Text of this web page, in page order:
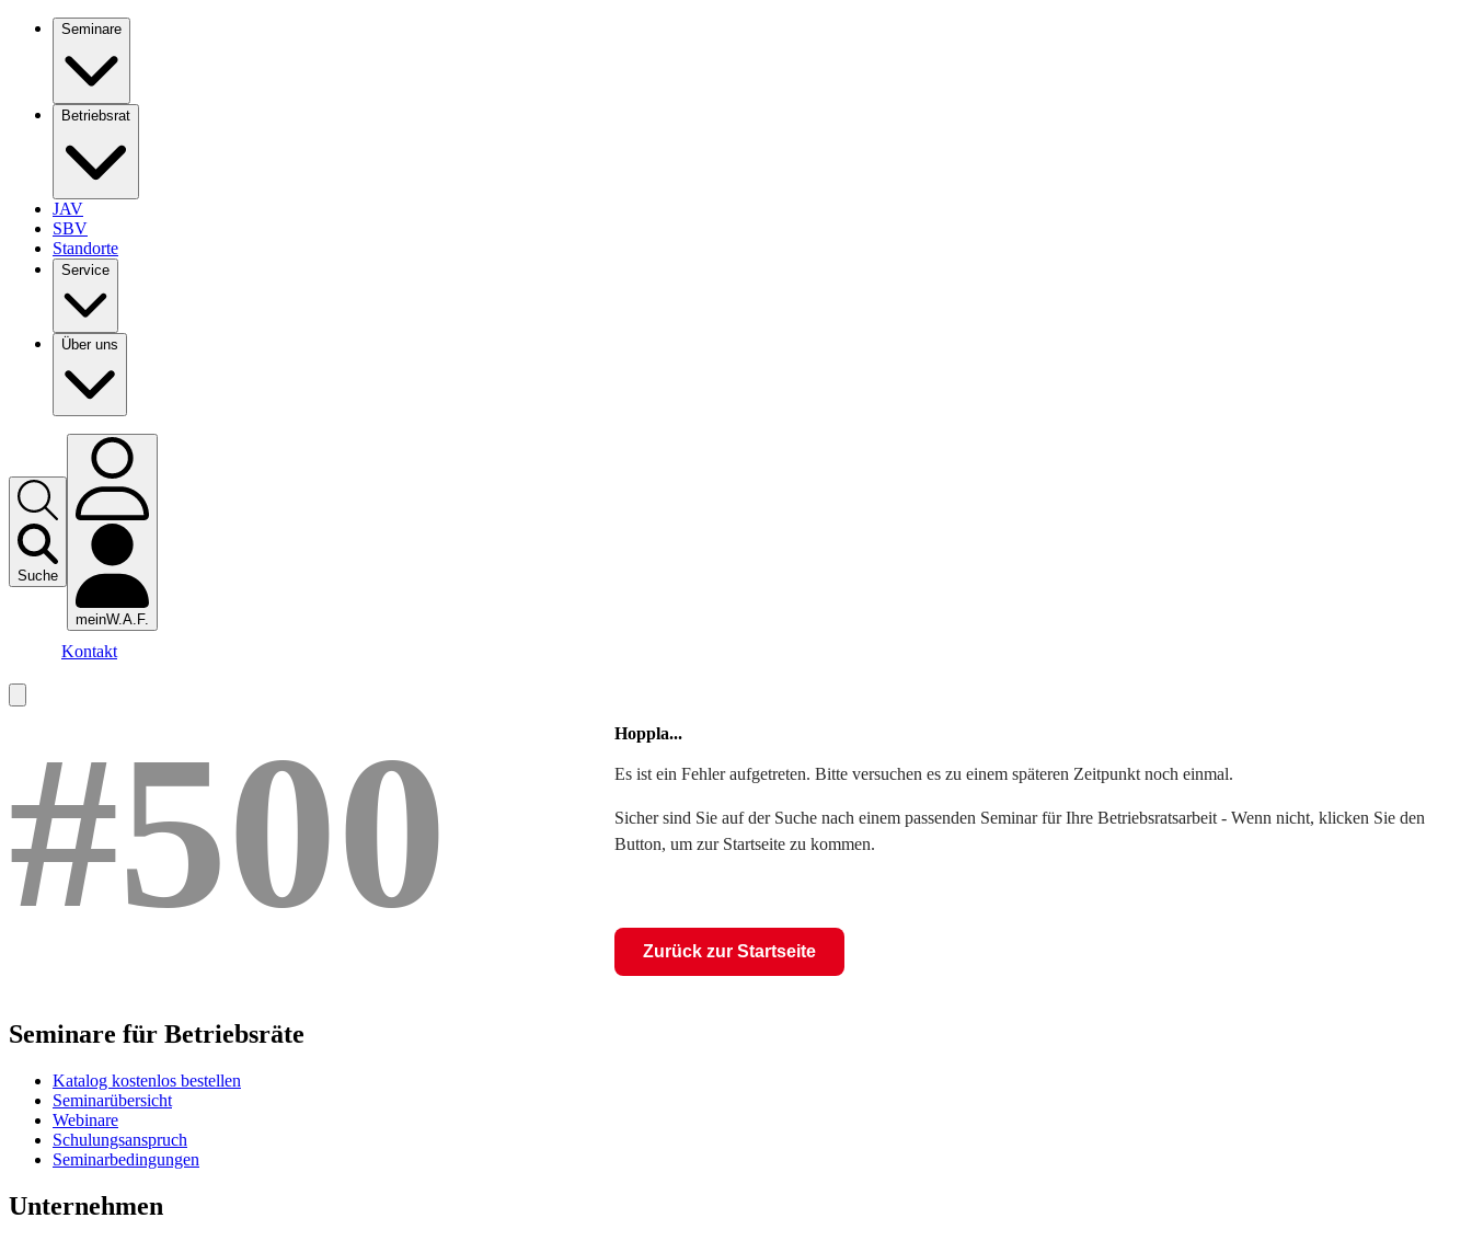
Seminare
Betriebsrat
JAV
SBV
Standorte
Service
Über uns
Suche
meinW.A.F.
Kontakt
#500 Hoppla...
Es ist ein Fehler aufgetreten. Bitte versuchen es zu einem späteren Zeitpunkt noch einmal.
Sicher sind Sie auf der Suche nach einem passenden Seminar für Ihre Betriebsratsarbeit - Wenn nicht, klicken Sie den
Button, um zur Startseite zu kommen.
Zurück zur Startseite
Seminare für Betriebsräte
Katalog kostenlos bestellen
Seminarübersicht
Webinare
Schulungsanspruch
Seminarbedingungen
Unternehmen